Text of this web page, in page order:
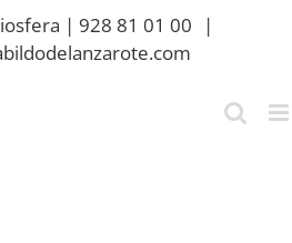
| 928 81 01 00
|